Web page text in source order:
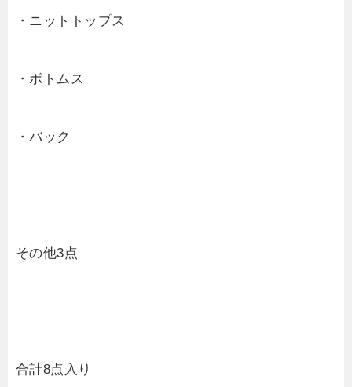
・ニットトップス
・ボトムス
・バック
その他3点
合計8点入り